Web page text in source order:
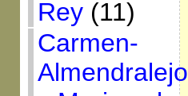
Rey(11)
Carmen-
Almendralejo